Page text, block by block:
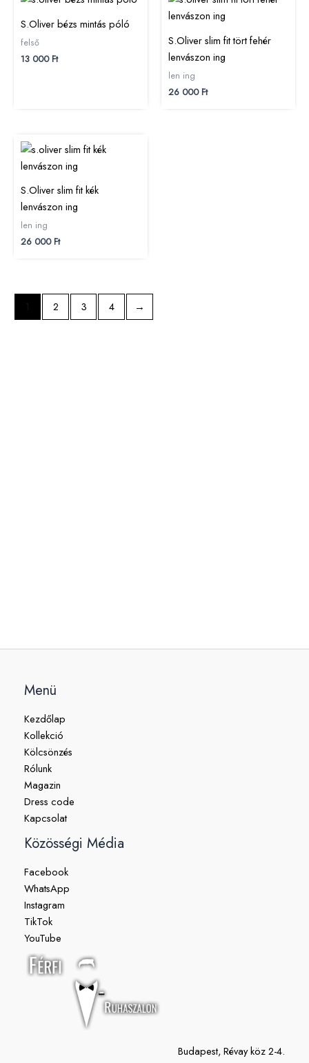
S.Oliver bézs mintás póló
felső
13 000Ft
S.Oliver slim fit tört fehér
lenvászon ing
len ing
26 000Ft
S.Oliver slim fit kék
lenvászon ing
len ing
26 000Ft
2 3 4 →
Menü
Kezdőlap
Kollekció
Kölcsönzés
Rólunk
Magazin
Dress code
Kapcsolat
Közösségi Média
Facebook
WhatsApp
Instagram
TikTok
YouTube
Budapest, Révay köz 2-4.